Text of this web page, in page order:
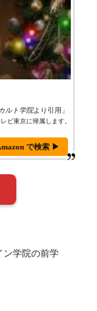
ルト学院より引用」
ビ東京に帰属します。
で検索 ▶
ン学院の前学